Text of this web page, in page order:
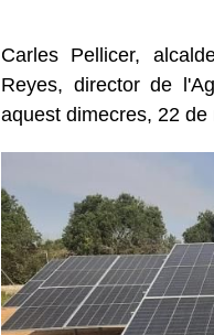
Carles Pellicer,
Reyes, director de
aquest dimecres, 22 de